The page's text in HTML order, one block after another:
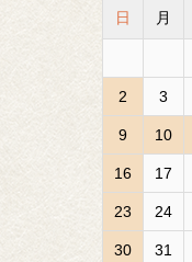
日 月
2 3
9 10
16 17
23 24
30 31